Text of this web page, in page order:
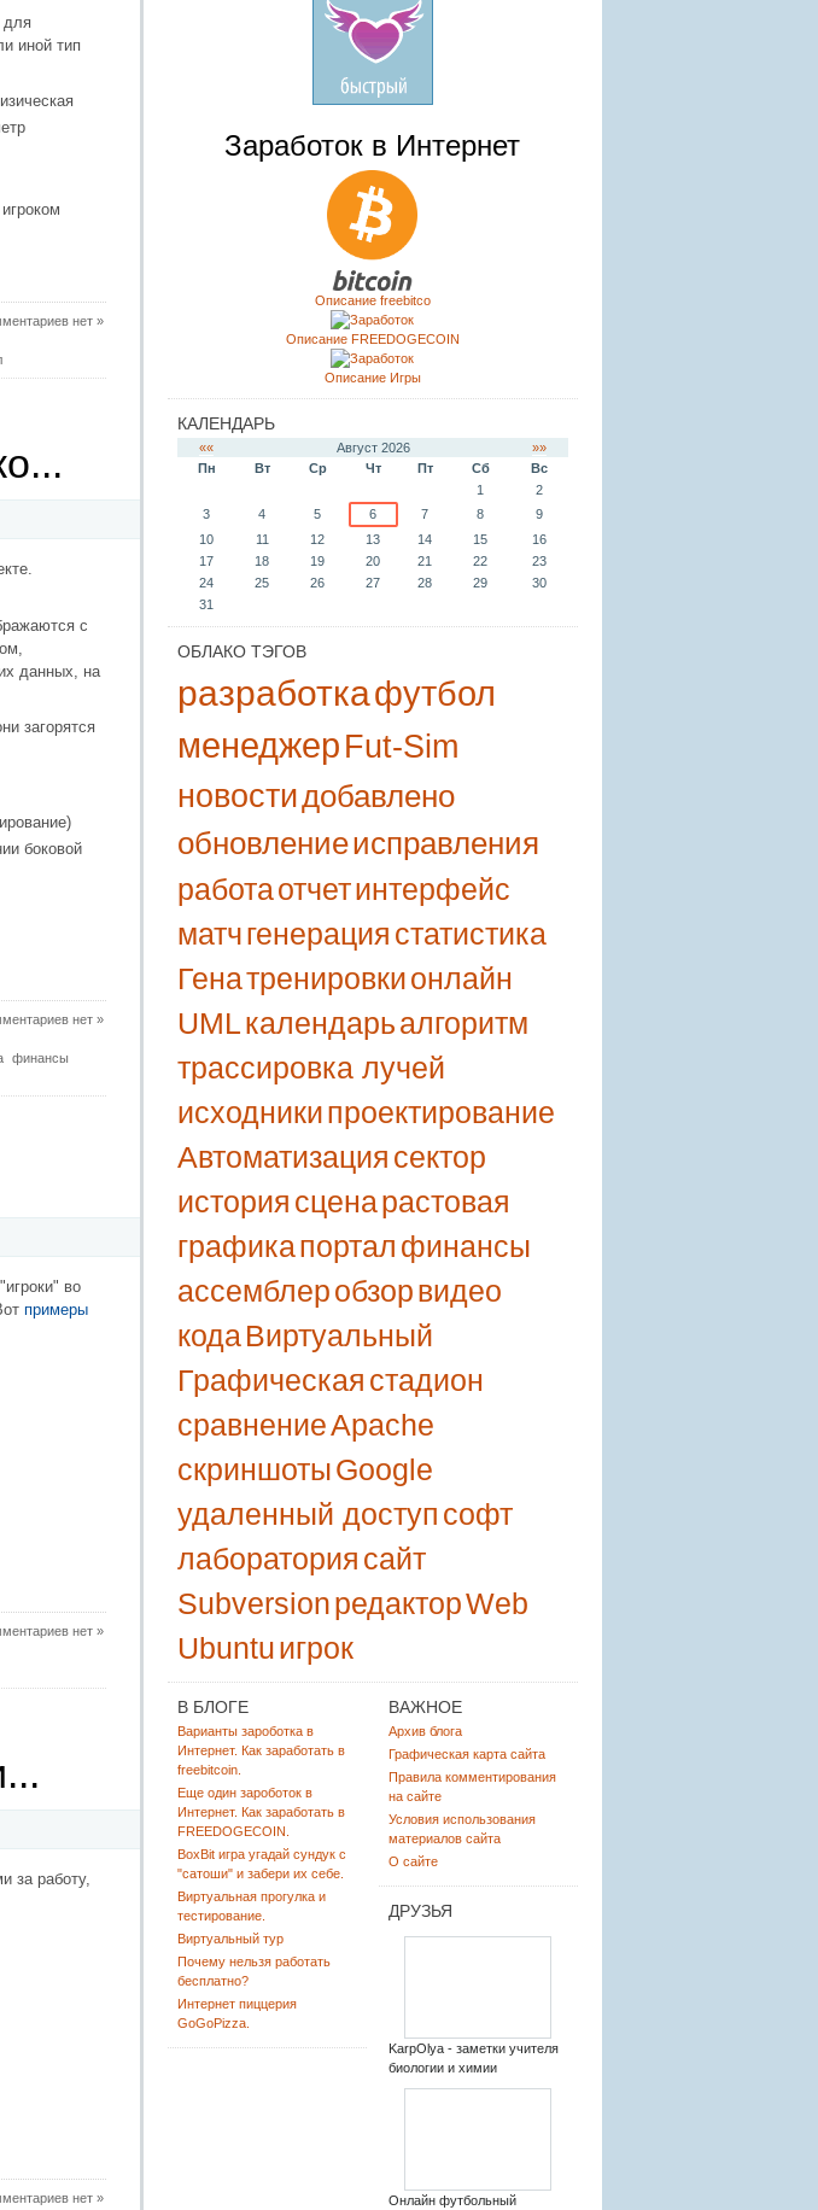
для
иной тип
нет »
с
данных, на
загорятся
боковой
нет »
финансы
во
примеры
нет »
за работу,
нет »
Заработок в Интернет
Описание freebitco
Описание FREEDOGECOIN
Описание Игры
КАЛЕНДАРЬ
«« Август 2026
»»
Пн
Вт Ср Чт Пт Сб
Вс
1
2
3
4 5 6 7 8
9
10
11 12 13 14 15
16
17
18 19 20 21 22
23
24
25 26 27 28 29
30
31
ОБЛАКО ТЭГОВ
разработкафутбол
менеджер Fut-Sim
новостидобавлено
обновлениеисправления
работа отчетинтерфейс
матчгенерация статистика
Генатренировкионлайн
UML календарьалгоритм
трассировка лучей
исходникипроектирование
Автоматизация сектор
история сцена растовая
графика портал финансы
ассемблеробзорвидео
кода Виртуальный
Графическая стадион
сравнениеApache
скриншотыGoogle
удаленный доступ софт
лаборатория сайт
SubversionредакторWeb
Ubuntuигрок
В БЛОГЕ
Варианты зароботка в
Интернет. Как заработать в
freebitcoin.
Еще один зароботок в
Интернет. Как заработать в
FREEDOGECOIN.
BoxBit игра угадай сундук с
"сатоши" и забери их себе.
Виртуальная прогулка и
тестирование.
Виртуальный тур
Почему нельзя работать
бесплатно?
Интернет пиццерия
GoGoPizza.
ВАЖНОЕ
Архив блога
Графическая карта сайта
Правила комментирования
на сайте
Условия использования
материалов сайта
О сайте
ДРУЗЬЯ
KarpOlya - заметки учителя
биологии и химии
Онлайн футбольный